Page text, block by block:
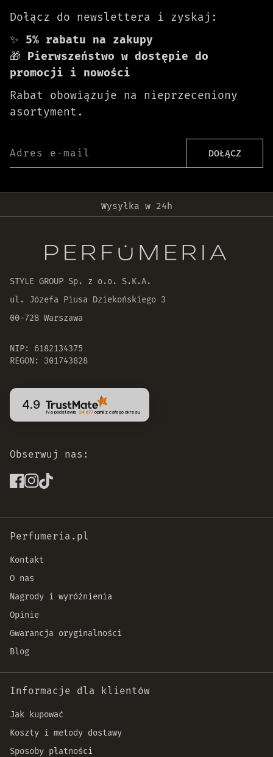
Dołącz do newslettera i zyskaj:
✨ 5% rabatu na zakupy
🎁 Pierwszeństwo w dostępie do
promocji i nowości
Rabat obowiązuje na nieprzeceniony
asortyment.
Adres e-mail DOŁĄCZ
Wysyłka w 24h
30 dni na zwrot zamówienia
STYLE GROUP Sp. z o.o. S.K.A.
ul. Józefa Piusa Dziekońskiego 3
00-728 Warszawa
NIP: 6182134375
REGON: 301743828
4.9
Na podstawie 24 677opinii z całego okresu
Obserwuj nas:
Perfumeria.pl
Kontakt
O nas
Nagrody i wyróżnienia
Opinie
Gwarancja oryginalności
Blog
Informacje dla klientów
Jak kupować
Koszty i metody dostawy
Sposoby płatności